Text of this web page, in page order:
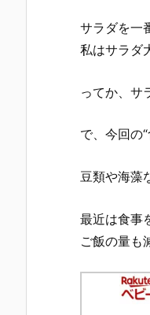
サラダを一
私はサラダ
ってか、サ
で、今回の
豆類や海藻
最近は食事
ご飯の量も